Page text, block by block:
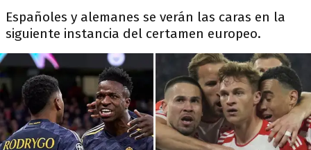
Españoles y alemanes se verán las caras en la
siguiente instancia del certamen europeo.